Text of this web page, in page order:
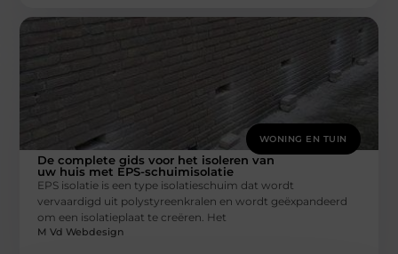
WONING EN TUIN
De complete gids voor het isoleren van
uw huis met EPS-schuimisolatie
EPS isolatie is een type isolatieschuim dat wordt
vervaardigd uit polystyreenkralen en wordt geëxpandeerd
om een isolatieplaat te creëren. Het
M Vd Webdesign